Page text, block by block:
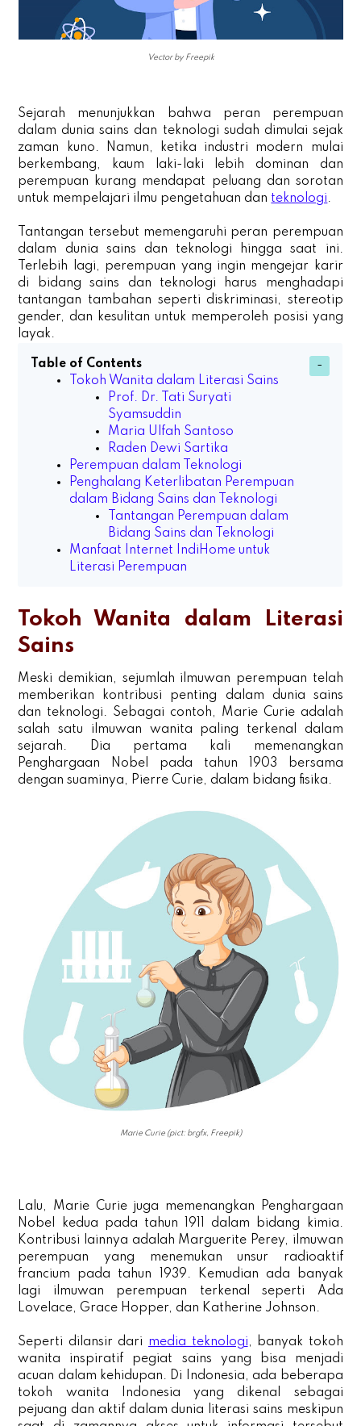
Vector by Freepik
Sejarah menunjukkan bahwa peran perempuan
dalam dunia sains dan teknologi sudah dimulai sejak
zaman kuno. Namun, ketika industri modern mulai
berkembang, kaum laki-laki lebih dominan dan
perempuan kurang mendapat peluang dan sorotan
untuk mempelajari ilmu pengetahuan dan teknologi.
Tantangan tersebut memengaruhi peran perempuan
dalam dunia sains dan teknologi hingga saat ini.
Terlebih lagi, perempuan yang ingin mengejar karir
di bidang sains dan teknologi harus menghadapi
tantangan tambahan seperti diskriminasi, stereotip
gender, dan kesulitan untuk memperoleh posisi yang
layak.
Table of Contents
Tokoh Wanita dalam Literasi Sains
Prof. Dr. Tati Suryati
Syamsuddin
Maria Ulfah Santoso
Raden Dewi Sartika
Perempuan dalam Teknologi
Penghalang Keterlibatan Perempuan
dalam Bidang Sains dan Teknologi
Tantangan Perempuan dalam
Bidang Sains dan Teknologi
Manfaat Internet IndiHome untuk
Literasi Perempuan
Tokoh Wanita dalam Literasi
Sains
Meski demikian, sejumlah ilmuwan perempuan telah
memberikan kontribusi penting dalam dunia sains
dan teknologi. Sebagai contoh, Marie Curie adalah
salah satu ilmuwan wanita paling terkenal dalam
sejarah. Dia pertama kali memenangkan
Penghargaan Nobel pada tahun 1903 bersama
dengan suaminya, Pierre Curie, dalam bidang fisika.
Marie Curie (pict: brgfx, Freepik)
Lalu, Marie Curie juga memenangkan Penghargaan
Nobel kedua pada tahun 1911 dalam bidang kimia.
Kontribusi lainnya adalah Marguerite Perey, ilmuwan
perempuan yang menemukan unsur radioaktif
francium pada tahun 1939. Kemudian ada banyak
lagi ilmuwan perempuan terkenal seperti Ada
Lovelace, Grace Hopper, dan Katherine Johnson.
Seperti dilansir dari media teknologi, banyak tokoh
wanita inspiratif pegiat sains yang bisa menjadi
acuan dalam kehidupan. Di Indonesia, ada beberapa
tokoh wanita Indonesia yang dikenal sebagai
pejuang dan aktif dalam dunia literasi sains meskipun